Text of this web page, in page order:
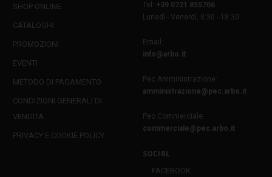
SHOP ONLINE
CATALOGHI
PROMOZIONI
EVENTI
METODO DI PAGAMENTO
CONDIZIONI GENERALI DI
VENDITA
PRIVACY E COOKIE POLICY
Tel:
+39 0721 855706
Lunedì - Venerdì, 8:30 - 18:30
Email:
info@arbo.it
Pec Amministrazione:
amministrazione@pec.arbo.it
Pec Commerciale:
commerciale@pec.arbo.it
SOCIAL
FACEBOOK